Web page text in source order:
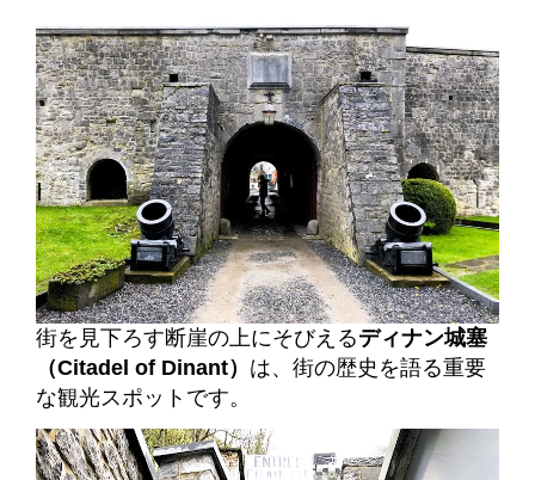
街を見下ろす断崖の上にそびえるディナン城塞
（Citadel of Dinant） は、街の歴史を語る重要
な観光スポットです。